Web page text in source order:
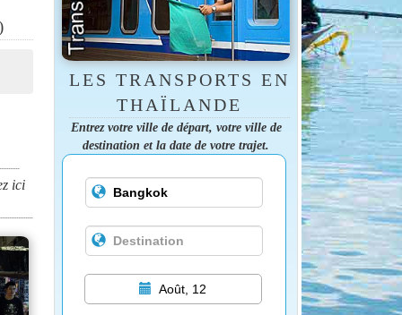
ici
LES TRANSPORTS EN
THAÏLANDE
Entrez votre ville de départ, votre ville de
destination et la date de votre trajet.
Août, 12